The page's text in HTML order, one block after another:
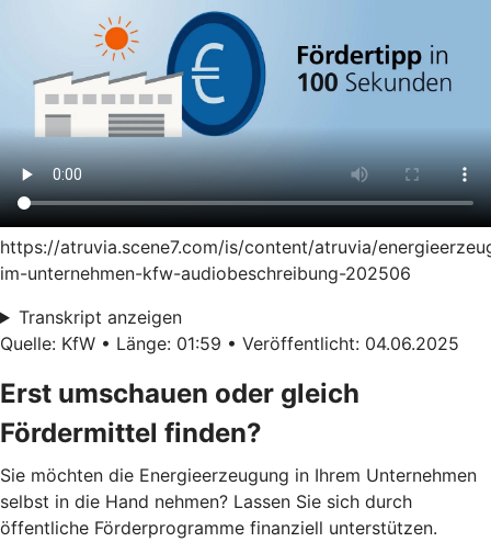
https://atruvia.scene7.com/is/content/atruvia/
im-unternehmen-kfw-audiobeschreibung-202506
Transkript anzeigen
Quelle: KfW • Länge: 01:59 • Veröffentlicht: 04.06.2025
Erst umschauen oder gleich
Fördermittel finden?
Sie möchten die Energieerzeugung in Ihrem Unternehmen
selbst in die Hand nehmen? Lassen Sie sich durch
öffentliche Förderprogramme finanziell unterstützen.